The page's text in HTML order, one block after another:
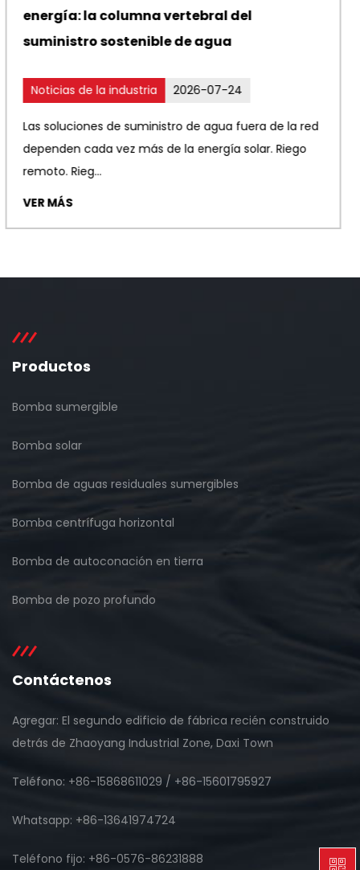
la red
Riego
calidad: la columna vertebral de un
funcionamiento submarino fiable
Noticias de la industria
Las aplicaciones de bombeo sumergido
equipos que funcionen perfectamente
Productos
Bomba sumergible
Bomba solar
Bomba de aguas residuales sumergibles
Bomba centrífuga horizontal
Bomba de autoconación en tierra
Bomba de pozo profundo
Contáctenos
Agregar: El segundo edificio de fábrica recién construido
detrás de Zhaoyang Industrial Zone, Daxi Town
Teléfono: +86-15868611029 / +86-15601795927
Whatsapp: +86-13641974724
Teléfono fijo: +86-0576-86231888